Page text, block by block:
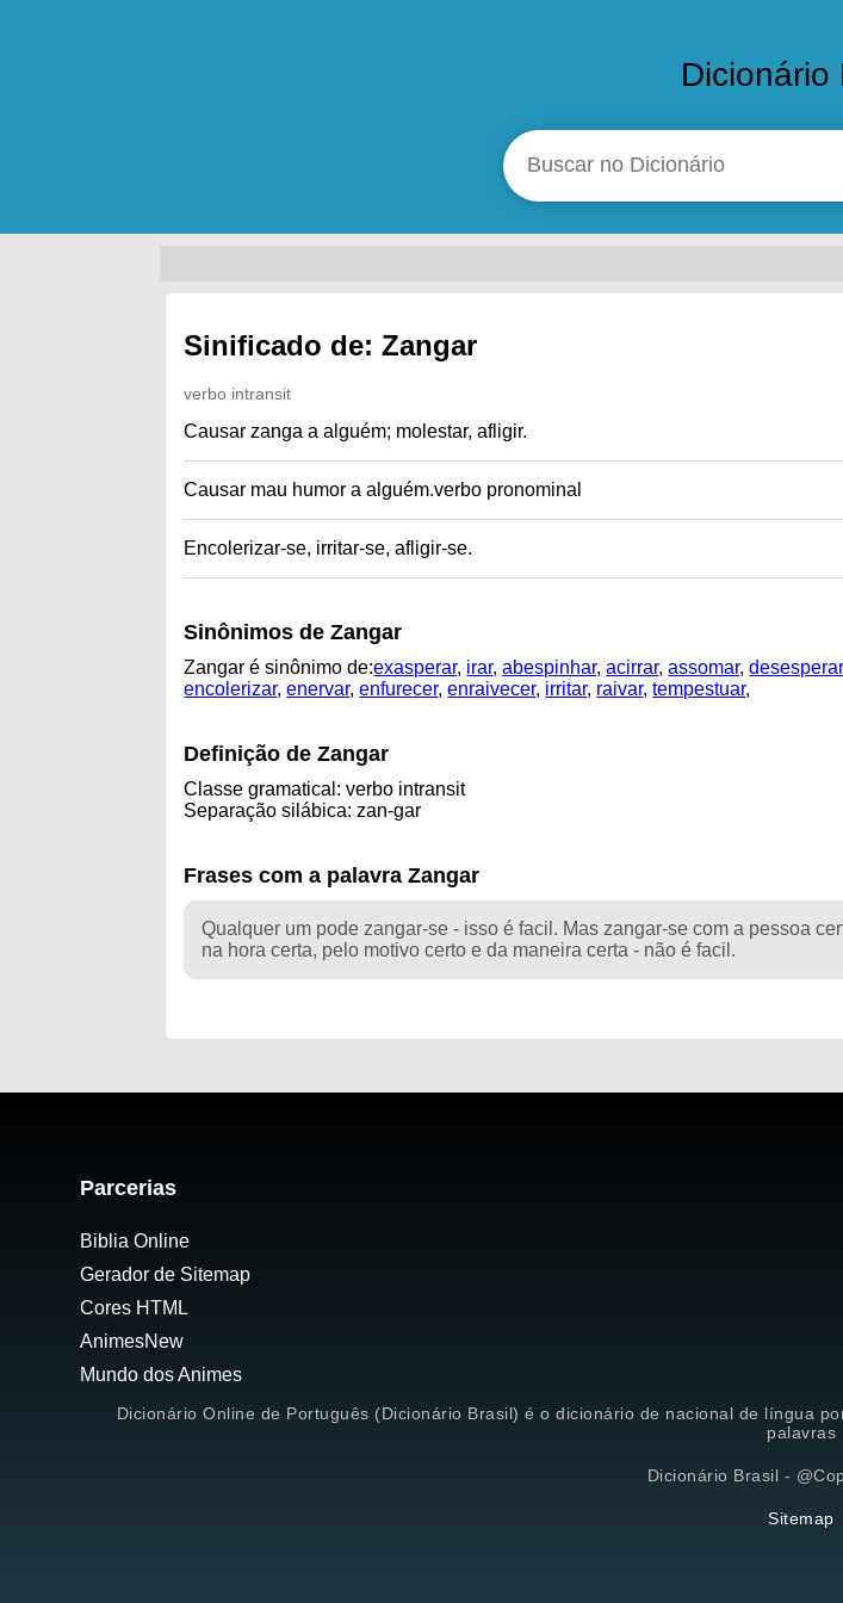
Dicionário
Sinificado de: Zangar
verbo intransit
Causar zanga a alguém; molestar, afligir.
Causar mau humor a alguém.verbo pronominal
Encolerizar-se, irritar-se, afligir-se.
Sinônimos de Zangar
Zangar é sinônimo de:exasperar, irar,abespinhar,acirrar,assomar,desesperar
encolerizar,enervar,enfurecer,enraivecer, irritar, raivar,tempestuar,
Definição de Zangar
Classe gramatical: verbo intransit
Separação silábica: zan-gar
Frases com a palavra Zangar
Qualquer um pode zangar-se - isso é facil. Mas zangar-se com a pessoa
na hora certa, pelo motivo certo e da maneira certa - não é facil.
Parcerias
Biblia Online
Gerador de Sitemap
Cores HTML
AnimesNew
Mundo dos Animes
Dicionário Online de Português (Dicionário Brasil) é o dicionário de nacional de língua
palavras
Dicionário Brasil -
Sitemap